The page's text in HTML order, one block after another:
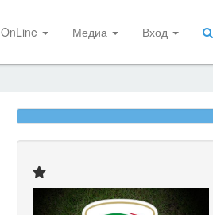
OnLine Медиа Вход